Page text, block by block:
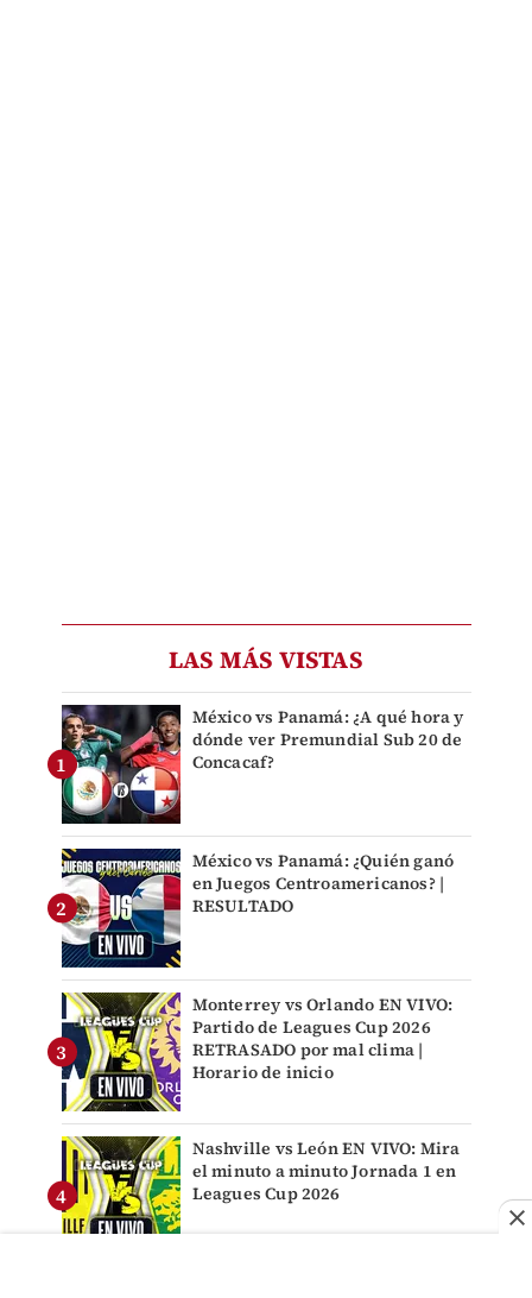
LAS MÁS VISTAS
México vs Panamá: ¿A qué hora y
dónde ver Premundial Sub 20 de
Concacaf?
México vs Panamá: ¿Quién ganó
en Juegos Centroamericanos? |
RESULTADO
Monterrey vs Orlando EN VIVO:
Partido de Leagues Cup 2026
RETRASADO por mal clima |
Horario de inicio
Nashville vs León EN VIVO: Mira
el minuto a minuto Jornada 1 en
Leagues Cup 2026